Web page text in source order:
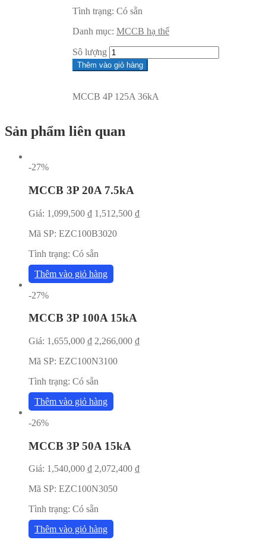
Tình trạng: Có sẵn
Danh mục: MCCB hạ thế
Sô lượng
Thêm vào giỏ hàng
MCCB 4P 125A 36kA
Sản phẩm liên quan
-27%
MCCB 3P 20A 7.5kA
Giá: 1,099,500 ₫ 1,512,500 ₫
Mã SP: EZC100B3020
Tình trạng: Có sẵn
Thêm vào giỏ hàng
-27%
MCCB 3P 100A 15kA
Giá: 1,655,000 ₫ 2,266,000 ₫
Mã SP: EZC100N3100
Tình trạng: Có sẵn
Thêm vào giỏ hàng
-26%
MCCB 3P 50A 15kA
Giá: 1,540,000 ₫ 2,072,400 ₫
Mã SP: EZC100N3050
Tình trạng: Có sẵn
Thêm vào giỏ hàng